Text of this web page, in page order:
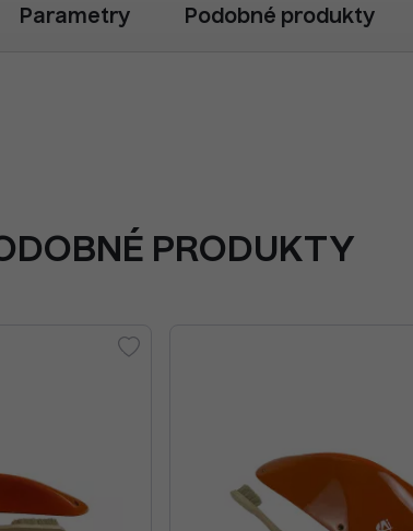
Parametry Podobné produkty
PRODUKTY